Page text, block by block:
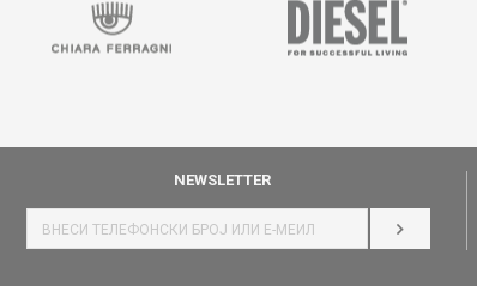
NEWSLETTER
НАЈАВИ СЕ